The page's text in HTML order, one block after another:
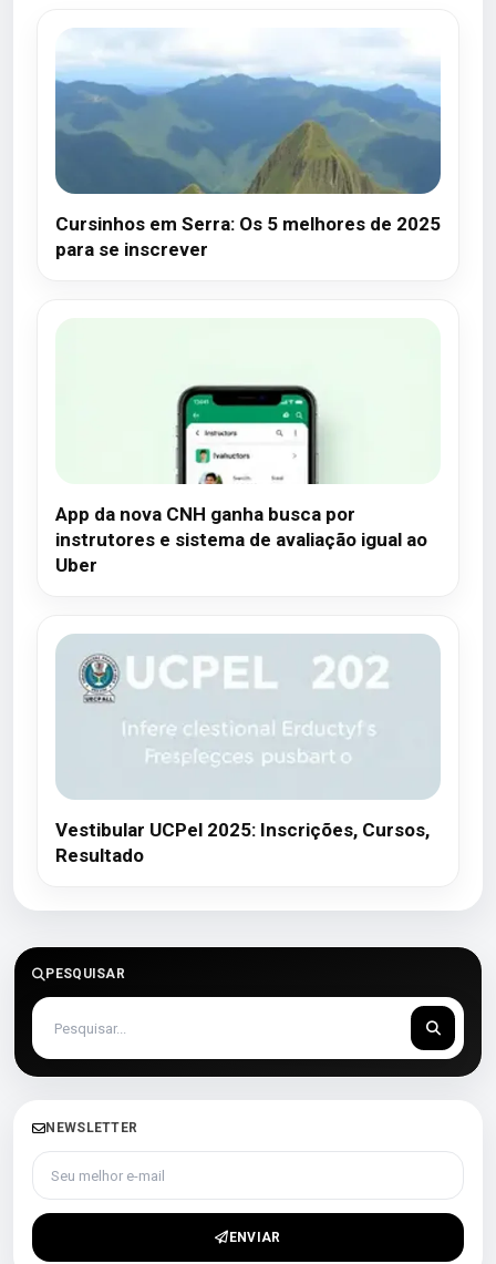
Cursinhos em Serra: Os 5 melhores de 2025
para se inscrever
App da nova CNH ganha busca por
instrutores e sistema de avaliação igual ao
Uber
Vestibular UCPel 2025: Inscrições, Cursos,
Resultado
PESQUISAR
NEWSLETTER
Seu melhor e-mail
ENVIAR